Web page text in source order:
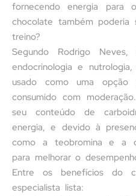
fornecendo energia para
chocolate também
treino?
Segundo Rodrigo
endocrinologia e
usado como uma
consumido com
seu conteúdo de
energia, e devido à
como a teobromina e a
para melhorar o
Entre os benefícios do
especialista lista: